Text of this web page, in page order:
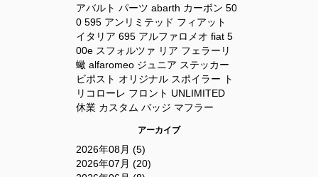
アバルト パーツ abarth カーボン 50
0 595 アンリミテッド フィアット
イタリア 695 アルファロメオ fiat 5
00e スフォルツァ リア フェラーリ
蠍 alfaromeo ジュニア ステッカー
ビポスト オリジナル スポイラー
ト
リコローレ フロント UNLIMITED
休業 カスタム バッジ マフラー
アーカイブ
2026年08月 (5)
2026年07月 (20)